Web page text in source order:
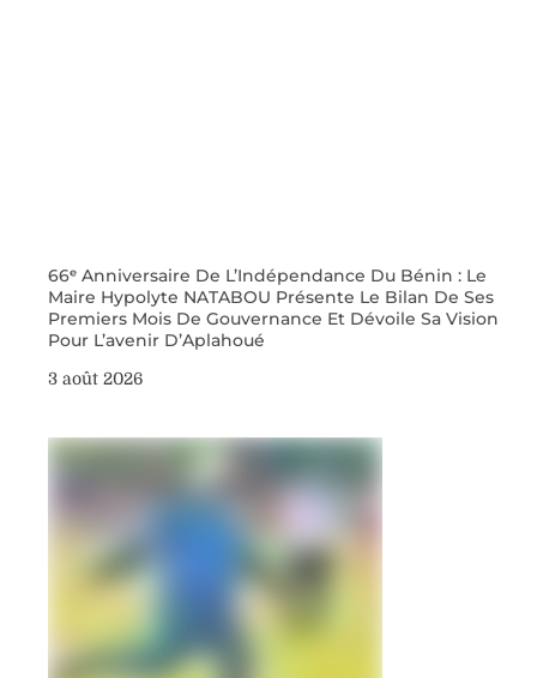
66ᵉ Anniversaire De L’Indépendance Du Bénin : Le
Maire Hypolyte NATABOU Présente Le Bilan De Ses
Premiers Mois De Gouvernance Et Dévoile Sa Vision
Pour L’avenir D’Aplahoué
3 août 2026